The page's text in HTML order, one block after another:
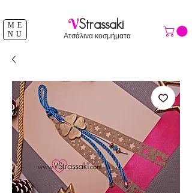
ME
NU
VStrassaki
Ατσάλινα κοσμήματα